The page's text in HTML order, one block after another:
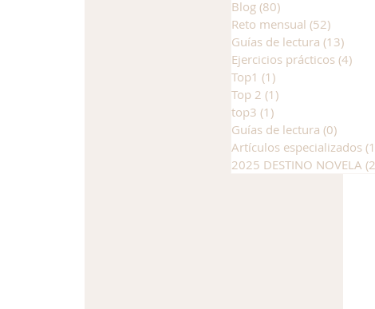
Blog (80)
Reto mensual (52)
Guías de lectura (13)
Ejercicios prácticos (4)
Top1 (1)
Top 2 (1)
top3 (1)
Guías de lectura (0)
Artículos especializados
2025 DESTINO NOVELA